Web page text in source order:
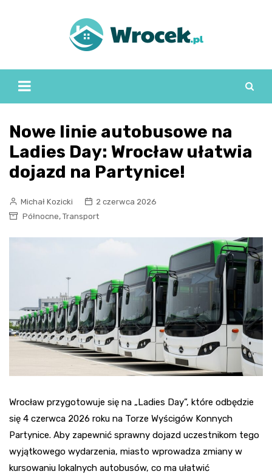
Nowe linie autobusowe na
Ladies Day: Wrocław ułatwia
dojazd na Partynice!
Michał Kozicki
2 czerwca 2026
Północne, Transport
Wrocław przygotowuje się na „Ladies Day”, które odbędzie
się 4 czerwca 2026 roku na Torze Wyścigów Konnych
Partynice. Aby zapewnić sprawny dojazd uczestnikom tego
wyjątkowego wydarzenia, miasto wprowadza zmiany w
kursowaniu lokalnych autobusów, co ma ułatwić